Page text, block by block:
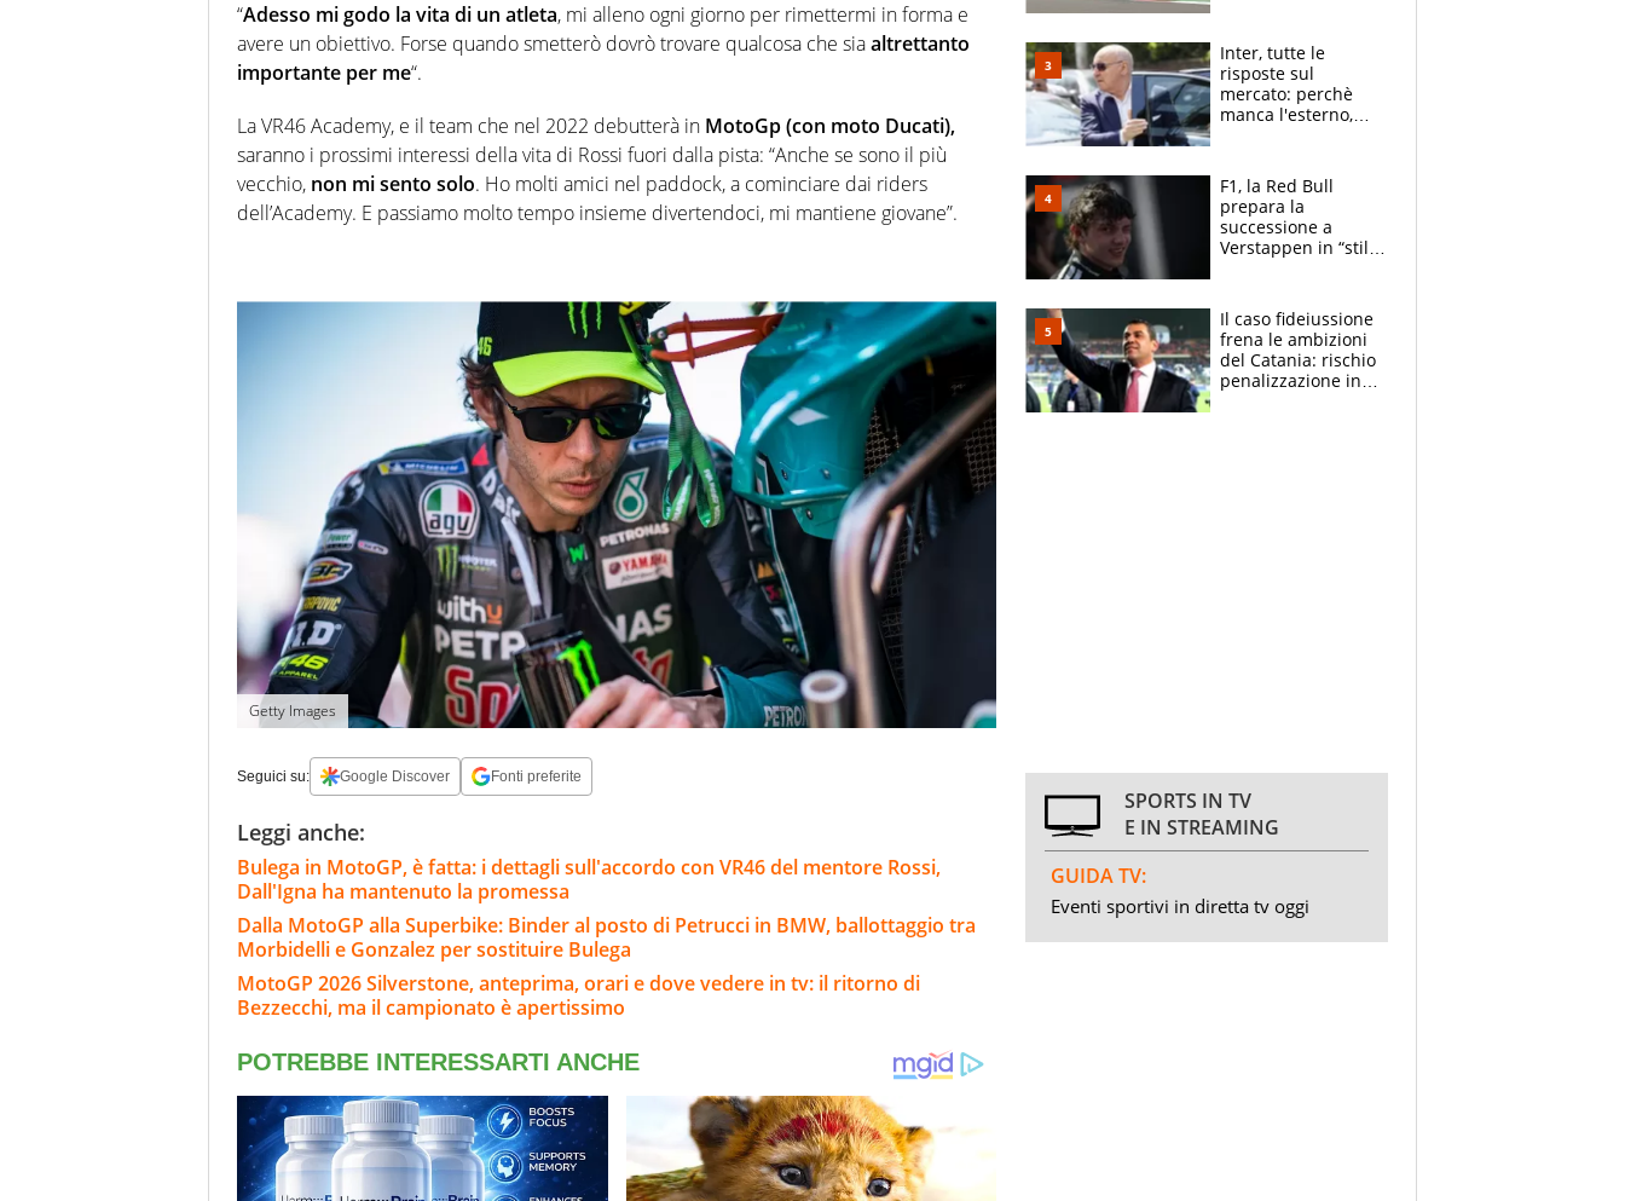
“Adesso mi godo la vita di un atleta, mi alleno ogni giorno per rimettermi in forma e
avere un obiettivo. Forse quando smetterò dovrò trovare qualcosa che siaaltrettanto
importante per me“.
La VR46 Academy, e il team che nel 2022 debutterà in MotoGp (con moto Ducati),
saranno i prossimi interessi della vita di Rossi fuori dalla pista: “Anche se sono il più
vecchio, non mi sento solo. Ho molti amici nel paddock, a cominciare dai riders
dell’Academy. E passiamo molto tempo insieme divertendoci, mi mantiene giovane”.
Getty Images
Seguici su: Google Discover Fonti preferite
Leggi anche:
Bulega in MotoGP, è fatta: i dettagli sull'accordo con VR46 del mentore Rossi,
Dall'Igna ha mantenuto la promessa
Dalla MotoGP alla Superbike: Binder al posto di Petrucci in BMW, ballottaggio tra
Morbidelli e Gonzalez per sostituire Bulega
MotoGP 2026 Silverstone, anteprima, orari e dove vedere in tv: il ritorno di
Bezzecchi, ma il campionato è apertissimo
Inter, tutte le
risposte sul
mercato: perchè
manca l'esterno,
vero obiettivo di
Marotta
F1, la Red Bull
prepara la
successione a
Verstappen in “stile
attacco all’Italia
Il caso fideiussione
frena le ambizioni
del Catania: rischio
penalizzazione in
SPORTS IN TV
E IN STREAMING
GUIDA TV:
Eventi sportivi in diretta tv oggi